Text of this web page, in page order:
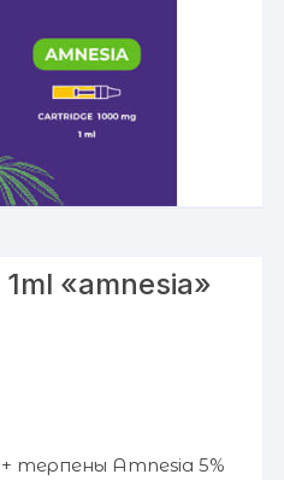
«amnesia»
+ терпены Amnesia 5%